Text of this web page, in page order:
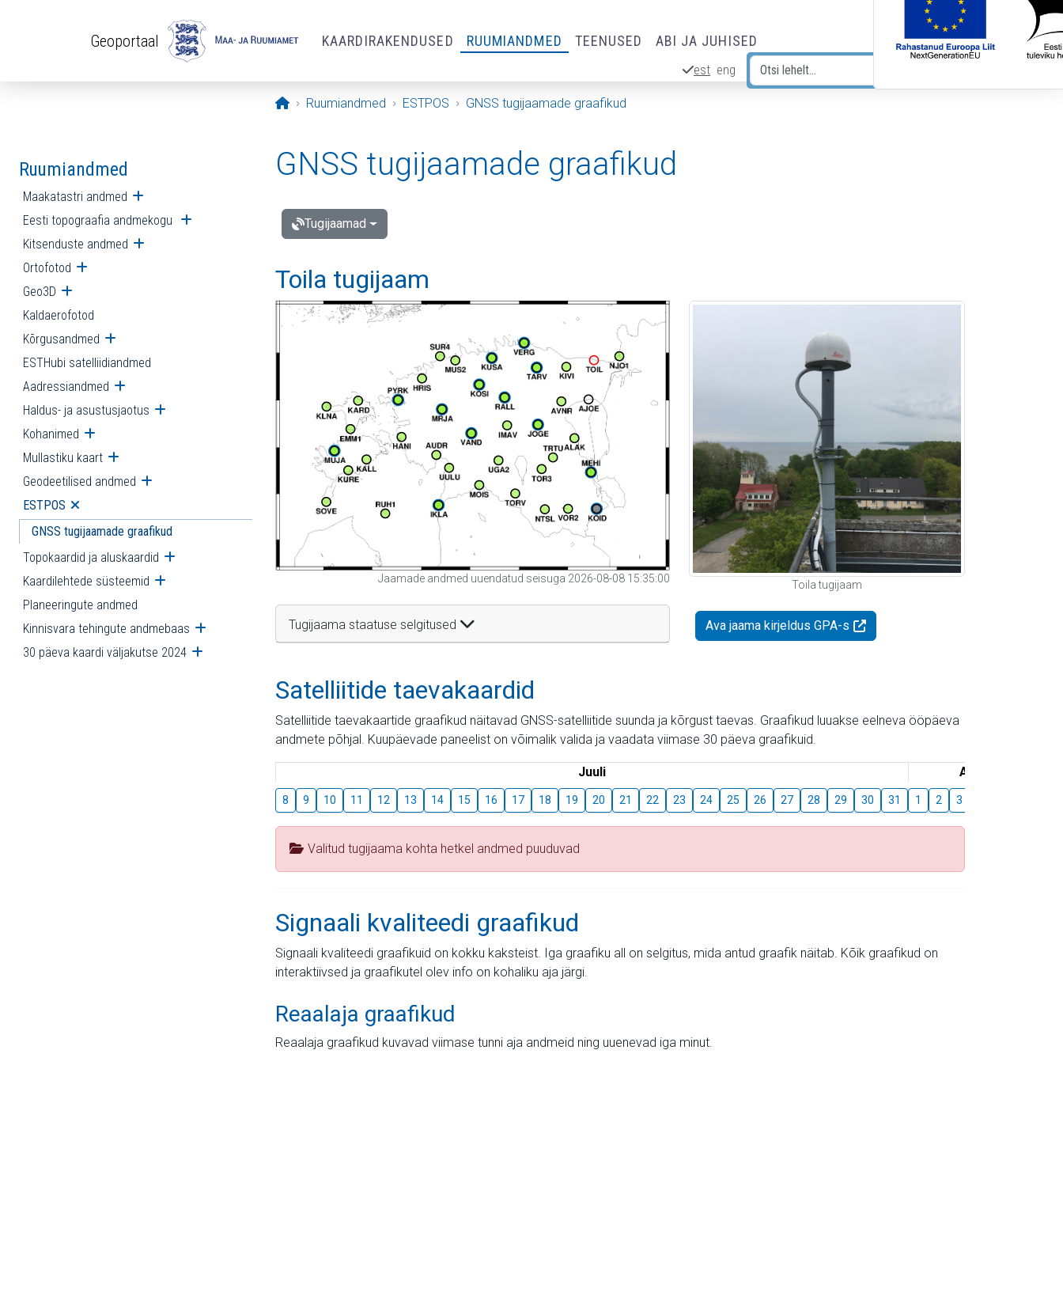
Geoportaal KAARDIRAKENDUSED RUUMIANDMED TEENUSED ABI JA JUHISED
est eng
Avaleht
Ruumiandmed ESTPOS GNSS tugijaamade graafikud
Ruumiandmed
Maakatastri andmed Ava alammenüü
Eesti topograafia andmekogu Ava alammenüü
Kitsenduste andmed Ava alammenüü
Ortofotod Ava alammenüü
Geo3D Ava alammenüü
Kaldaerofotod
Kõrgusandmed Ava alammenüü
ESTHubi satelliidiandmed
Aadressiandmed Ava alammenüü
Haldus- ja asustusjaotus Ava alammenüü
Kohanimed Ava alammenüü
Mullastiku kaart Ava alammenüü
Geodeetilised andmed Ava alammenüü
ESTPOS Ava alammenüü
GNSS tugijaamade graafikud
Topokaardid ja aluskaardid Ava alammenüü
Kaardilehtede süsteemid Ava alammenüü
Planeeringute andmed
Kinnisvara tehingute andmebaas Ava alammenüü
30 päeva kaardi väljakutse 2024 Ava alammenüü
GNSS tugijaamade graafikud
Tugijaamad
Toila tugijaam
Jaamade andmed uuendatud seisuga 2026-08-08 15:35:00
Tugijaama staatuse selgitused
Toila tugijaam
Ava jaama kirjeldus GPA-s
Satelliitide taevakaardid
Satelliitide taevakaartide graafikud näitavad GNSS-satelliitide suunda ja kõrgust taevas. Graafikud luuakse eelneva ööpäeva
andmete põhjal. Kuupäevade paneelist on võimalik valida ja vaadata viimase 30 päeva graafikuid.
Juuli August
8 9 10 11 12 13 14 15 16 17 18 19 20 21 22 23 24 25 26 27 28 29 30 31 1 2 3
Valitud tugijaama kohta hetkel andmed puuduvad
Signaali kvaliteedi graafikud
Signaali kvaliteedi graafikuid on kokku kaksteist. Iga graafiku all on selgitus, mida antud graafik näitab. Kõik graafikud on
interaktiivsed ja graafikutel olev info on kohaliku aja järgi.
Reaalaja graafikud
Reaalaja graafikud kuvavad viimase tunni aja andmeid ning uuenevad iga minut.